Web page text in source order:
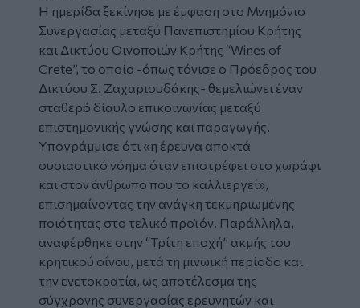
Η ημερίδα ξεκίνησε με έμφαση στο Μνημόνιο
Συνεργασίας μεταξύ Πανεπιστημίου Κρήτης
και Δικτύου Οινοποιών Κρήτης “Wines of
Crete”, το οποίο -όπως τόνισε ο Πρόεδρος του
Δικτύου Σ. Ζαχαριουδάκης- θεμελιώνει έναν
σταθερό δίαυλο επικοινωνίας μεταξύ
επιστημονικής γνώσης και παραγωγής.
Υπογράμμισε ότι «η έρευνα αποκτά
ουσιαστικό νόημα όταν επιστρέφει στο χωράφι
και στον άνθρωπο που το καλλιεργεί»,
επισημαίνοντας την ανάγκη τεκμηριωμένης
ποιότητας στο τελικό προϊόν. Παράλληλα,
αναφέρθηκε στην “Τρίτη εποχή” ακμής του
κρητικού οίνου, μετά τη μινωική περίοδο και
την ενετοκρατία, ως αποτέλεσμα της
σύγχρονης συνεργασίας ερευνητών και